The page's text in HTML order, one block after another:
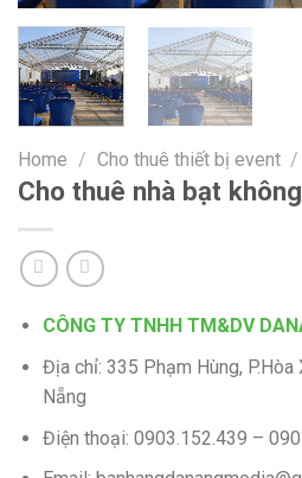
Home / Cho thuê thiết bị event /
Cho thuê nhà bạt
CÔNG TY TNHH TM&DV
Địa chỉ: 335 Phạm Hùng, P.Hòa
Nẵng
Điện thoại: 0903.152.439 –